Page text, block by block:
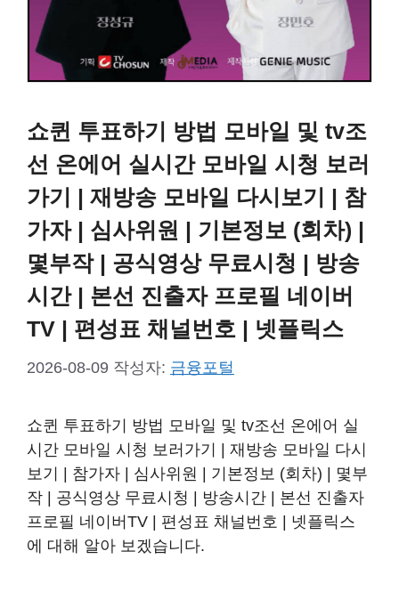
쇼퀸 투표하기 방법 모바일 및 tv조
선 온에어 실시간 모바일 시청 보러
가기 | 재방송 모바일 다시보기 | 참
가자 | 심사위원 | 기본정보 (회차) |
몇부작 | 공식영상 무료시청 | 방송
시간 | 본선 진출자 프로필 네이버
TV | 편성표 채널번호 | 넷플릭스
2026-08-09 작성자: 금융포털
쇼퀸 투표하기 방법 모바일 및 tv조선 온에어 실
시간 모바일 시청 보러가기 | 재방송 모바일 다시
보기 | 참가자 | 심사위원 | 기본정보 (회차) | 몇부
작 | 공식영상 무료시청 | 방송시간 | 본선 진출자
프로필 네이버TV | 편성표 채널번호 | 넷플릭스
에 대해 알아 보겠습니다.